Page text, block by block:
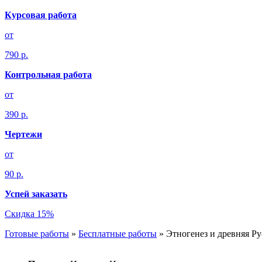
Курсовая работа
от
790 р.
Контрольная работа
от
390 р.
Чертежи
от
90 р.
Успей заказать
Скидка 15%
Готовые работы » Бесплатные работы » Этногенез и древняя